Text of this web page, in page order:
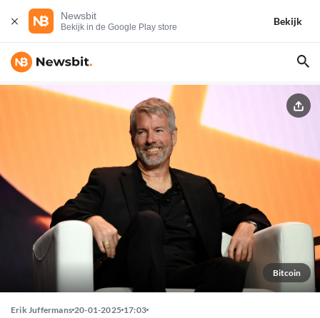
Newsbit
Bekijk in de Google Play store
Bekijk
Bitcoin
Erik Juffermans 20-01-2025 17:03